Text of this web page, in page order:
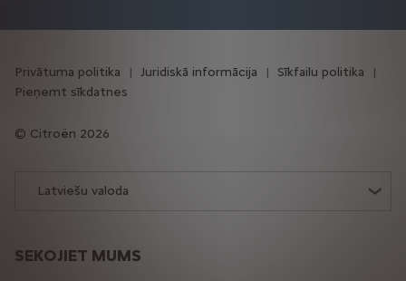
SEKOJIET MUMS
Latviešu valoda
Citroën 2026
Privātuma politika Juridiskā informācija
Sīkfailu politika
Pieņemt sīkdatnes